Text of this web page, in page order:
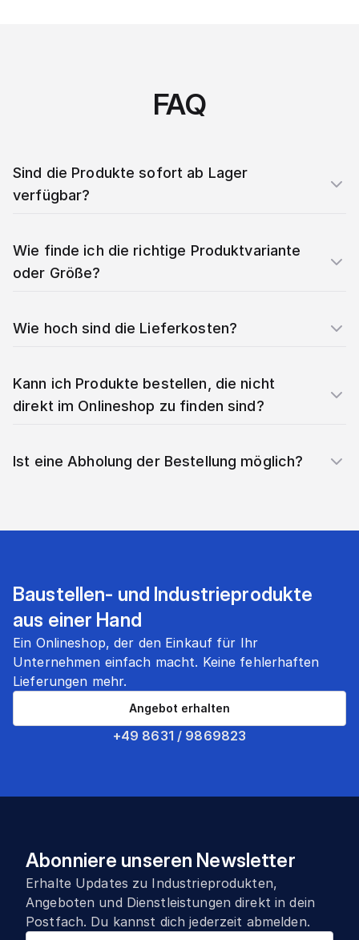
FAQ
Sind die Produkte sofort ab Lager
verfügbar?
Wie finde ich die richtige Produktvariante
oder Größe?
Wie hoch sind die Lieferkosten?
Kann ich Produkte bestellen, die nicht
direkt im Onlineshop zu finden sind?
Ist eine Abholung der Bestellung möglich?
Baustellen- und Industrieprodukte
aus einer Hand
Ein Onlineshop, der den Einkauf für Ihr
Unternehmen einfach macht. Keine fehlerhaften
Lieferungen mehr.
+49 8631 / 9869823
Angebot erhalten
Abonniere unseren Newsletter
Erhalte Updates zu Industrieprodukten,
Angeboten und Dienstleistungen direkt in dein
Postfach. Du kannst dich jederzeit abmelden.